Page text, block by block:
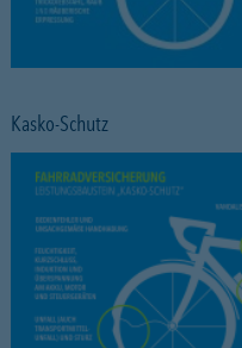
Kasko-Schutz